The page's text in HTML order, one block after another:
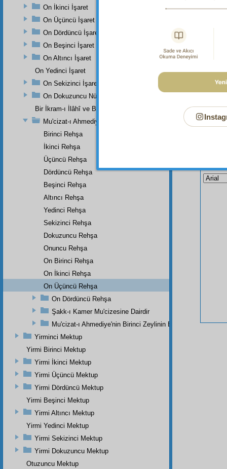
On İkinci İşaret
On Üçüncü İşaret
On Dördüncü İşaret
On Beşinci İşaret
On Altıncı İşaret
On Yedinci İşaret
On Sekizinci İşaret
On Dokuzuncu Nükteli İşaret
Bir İkram-ı İlâhî ve Bir Eser-i İnâyet-i Rabbâniye
Mu'cizat-ı Ahmediye'nin Birinci Zeyli
Birinci Rehşa
İkinci Rehşa
Üçüncü Rehşa
Dördüncü Rehşa
Beşinci Rehşa
Altıncı Rehşa
Yedinci Rehşa
Sekizinci Rehşa
Dokuzuncu Rehşa
Onuncu Rehşa
On Birinci Rehşa
On İkinci Rehşa
On Üçüncü Rehşa
On Dördüncü Rehşa
Şakk-ı Kamer Mu'cizesine Dairdir
Mu'cizat-ı Ahmediye'nin Birinci Zeylinin Bir Parçasıdır
Yirminci Mektup
Yirmi Birinci Mektup
Yirmi İkinci Mektup
Yirmi Üçüncü Mektup
Yirmi Dördüncü Mektup
Yirmi Beşinci Mektup
Yirmi Altıncı Mektup
Yirmi Yedinci Mektup
Yirmi Sekizinci Mektup
Yirmi Dokuzuncu Mektup
Otuzuncu Mektup